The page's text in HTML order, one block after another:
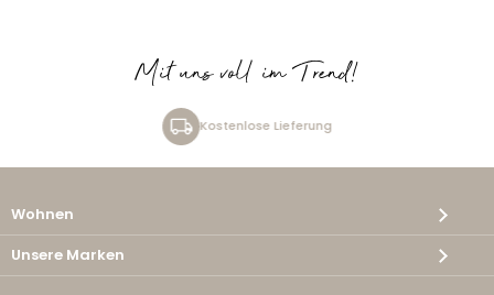
Mit uns voll im Trend!
Kostenlose Lieferung
Wohnen
Unsere Marken